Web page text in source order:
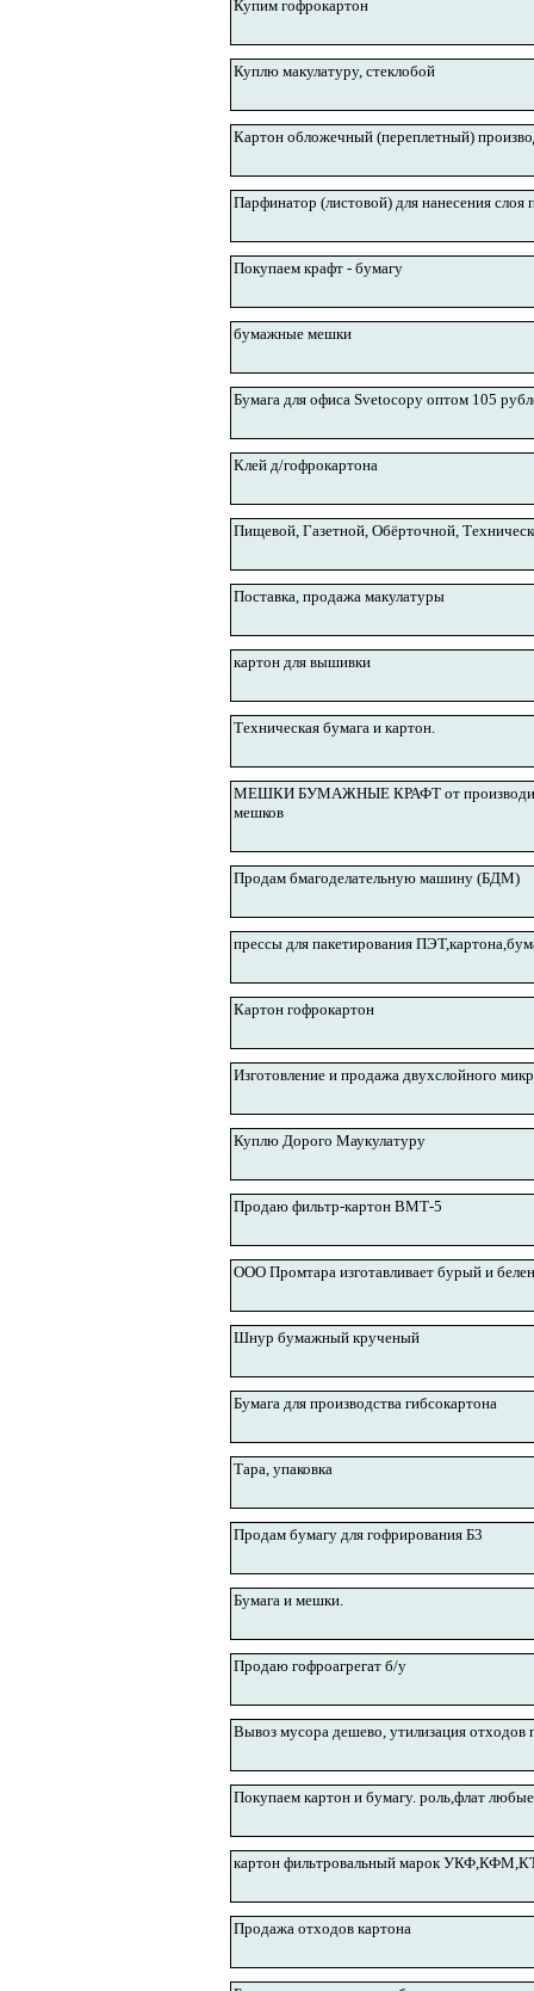
Купим гофрокартон
Куплю макулатуру, стеклобой
Картон обложечный (переплетный)
Парфинатор (листовой) для нанесения слоя
Покупаем крафт - бумагу
бумажные мешки
Бумага для офиса Svetocopy оптом 105
Клей д/гофрокартона
Пищевой, Газетной, Обёрточной,
Поставка, продажа макулатуры
картон для вышивки
Техническая бумага и картон.
МЕШКИ БУМАЖНЫЕ КРАФТ от
мешков
Продам бмагоделательную машину (БДМ)
прессы для пакетирования
Картон гофрокартон
Изготовление и продажа двухслойного
Куплю Дорого Маукулатуру
Продаю фильтр-картон ВМТ-5
ООО Промтара изготавливает бурый и
Шнур бумажный крученый
Бумага для производства гибсокартона
Тара, упаковка
Продам бумагу для гофрирования Б3
Бумага и мешки.
Продаю гофроагрегат б/у
Вывоз мусора дешево, утилизация
Покупаем картон и бумагу. роль,флат
картон фильтровальный марок
Продажа отходов картона